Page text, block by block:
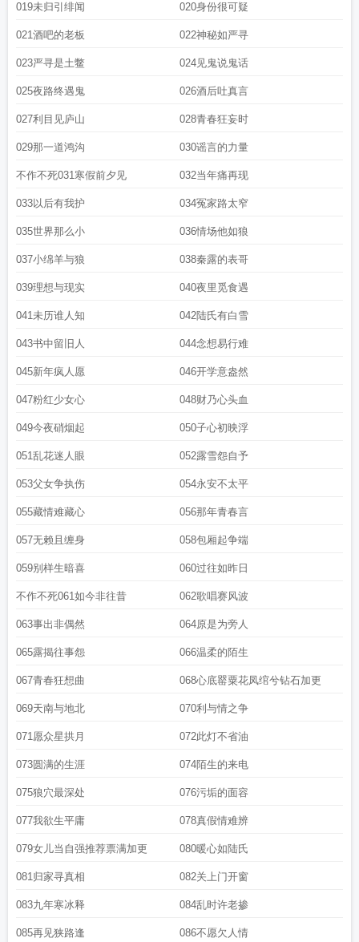
作不死的句子说说
不作不死用英语正确说法不作不死不青春电影
文下一句不作不死下一句顺口溜 不作不死的经典句子不作不死不青春完整
019未归引绯闻 020身份很可疑
021酒吧的老板 022神秘如严寻
023严寻是土鳖 024见鬼说鬼话
025夜路终遇鬼 026酒后吐真言
027利目见庐山 028青春狂妄时
029那一道鸿沟 030谣言的力量
不作不死031寒假前夕见 032当年痛再现
033以后有我护 034冤家路太窄
035世界那么小 036情场他如狼
037小绵羊与狼 038秦露的表哥
039理想与现实 040夜里觅食遇
041未历谁人知 042陆氏有白雪
043书中留旧人 044念想易行难
045新年疯人愿 046开学意盎然
047粉红少女心 048财乃心头血
049今夜硝烟起 050子心初映浮
051乱花迷人眼 052露雪怨自予
053父女争执伤 054永安不太平
055藏情难藏心 056那年青春言
057无赖且缠身 058包厢起争端
059别样生暗喜 060过往如昨日
不作不死061如今非往昔 062歌唱赛风波
063事出非偶然 064原是为旁人
065露揭往事怨 066温柔的陌生
067青春狂想曲 068心底罂粟花凤绾兮钻石加更
069天南与地北 070利与情之争
071愿众星拱月 072此灯不省油
073圆满的生涯 074陌生的来电
075狼穴最深处 076污垢的面容
077我欲生平庸 078真假情难辨
079女儿当自强推荐票满加更 080暖心如陆氏
081归家寻真相 082关上门开窗
083九年寒冰释 084乱时许老掺
085再见狭路逢 086不愿欠人情